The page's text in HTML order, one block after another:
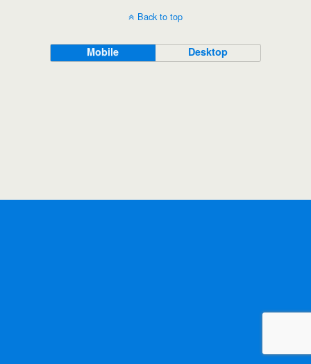
Back to top
Mobile Desktop